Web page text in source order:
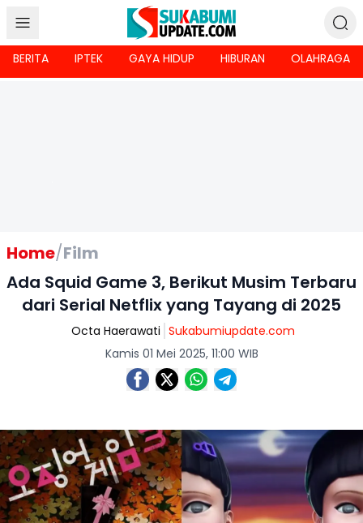
BERITA IPTEK GAYA HIDUP HIBURAN OLAHRAGA
Home/Film
Ada Squid Game 3, Berikut Musim Terbaru
dari Serial Netflix yang Tayang di 2025
Octa Haerawati Sukabumiupdate.com
Kamis 01 Mei 2025, 11:00 WIB